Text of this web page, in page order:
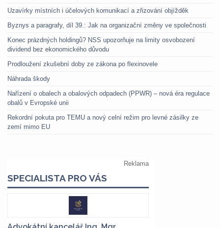
Uzavírky místních i účelových komunikací a zřizování objížděk
Byznys a paragrafy, díl 39.: Jak na organizační změny ve společnosti
Konec prázdných holdingů? NSS upozorňuje na limity osvobození
dividend bez ekonomického důvodu
Prodloužení zkušební doby ze zákona po flexinovele
Náhrada škody
Nařízení o obalech a obalových odpadech (PPWR) – nová éra regulace
obalů v Evropské unii
Rekordní pokuta pro TEMU a nový celní režim pro levné zásilky ze
zemí mimo EU